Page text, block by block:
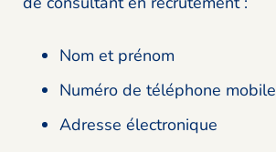
Nom et prénom
Numéro de téléphone mobile
Adresse électronique